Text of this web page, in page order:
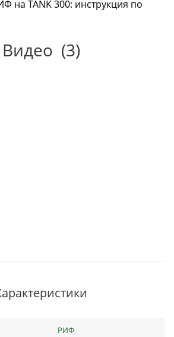
на TANK 300: инструкция по
Видео (3)
РИФ